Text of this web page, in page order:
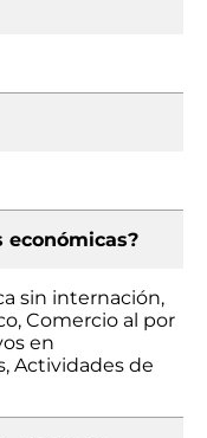
económicas?
sin internación,
Comercio al por
en
Actividades de